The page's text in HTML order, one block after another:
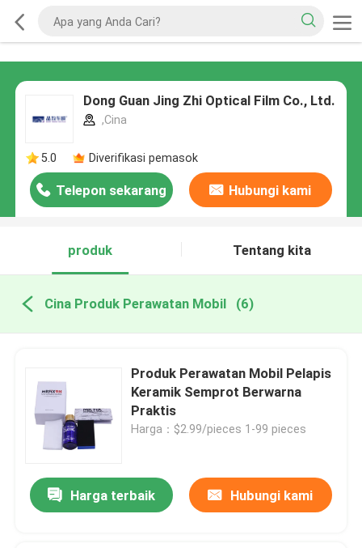
Dong Guan Jing Zhi Optical Film Co., Ltd.
,Cina
5.0 Diverifikasi pemasok
Telepon sekarang Hubungi kami
produk Tentang kita
Cina Produk Perawatan Mobil (6)
Produk Perawatan Mobil Pelapis
Keramik Semprot Berwarna
Praktis
Harga：$2.99/pieces 1-99 pieces
Harga terbaik Hubungi kami